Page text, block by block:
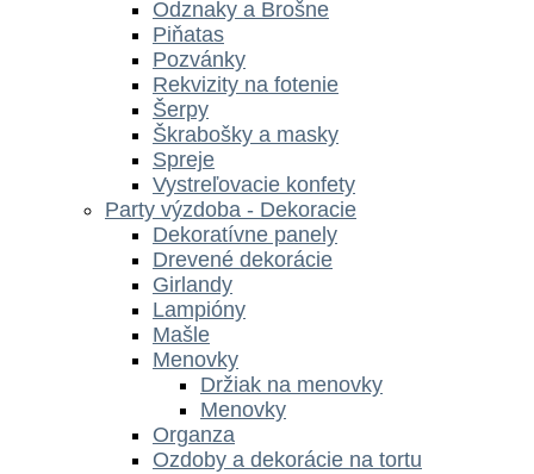
Odznaky a Brošne
Piňatas
Pozvánky
Rekvizity na fotenie
Šerpy
Škrabošky a masky
Spreje
Vystreľovacie konfety
Party výzdoba - Dekoracie
Dekoratívne panely
Drevené dekorácie
Girlandy
Lampióny
Mašle
Menovky
Držiak na menovky
Menovky
Organza
Ozdoby a dekorácie na tortu